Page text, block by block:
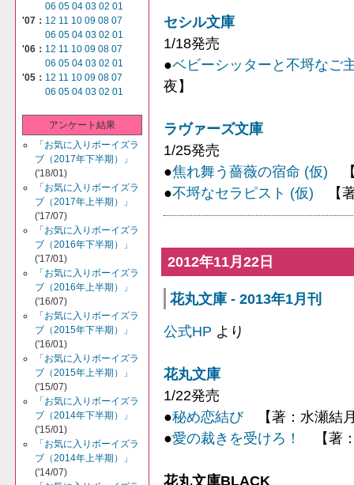
06 05 04 03 02 01
'07： 12 11 10 09 08 07
06 05 04 03 02 01
'06： 12 11 10 09 08 07
06 05 04 03 02 01
'05： 12 11 10 09 08 07
06 05 04 03 02 01
アンケート結果
「お気に入りボーイズラ
ブ（2017年下半期）」
('18/01)
「お気に入りボーイズラ
ブ（2017年上半期）」
('17/07)
「お気に入りボーイズラ
ブ（2016年下半期）」
('17/01)
「お気に入りボーイズラ
ブ（2016年上半期）」
('16/07)
「お気に入りボーイズラ
ブ（2015年下半期）」
('16/01)
「お気に入りボーイズラ
ブ（2015年上半期）」
('15/07)
「お気に入りボーイズラ
ブ（2014年下半期）」
('15/01)
「お気に入りボーイズラ
ブ（2014年上半期）」
('14/07)
セシル文庫
1/18発売
●ベビーシッターと不埒なご
夜】
ラヴァーズ文庫
1/25発売
●焦れ舞う薔薇の宿命 (仮) 【
●不埒なセラピスト (仮) 【
2012年11月22日
花丸文庫 - 2013年1月刊
公式HP より
花丸文庫
1/22発売
●秘め恋結び【著：水瀬結
●愛の裁きを受けろ！ 【著
花丸文庫BLACK